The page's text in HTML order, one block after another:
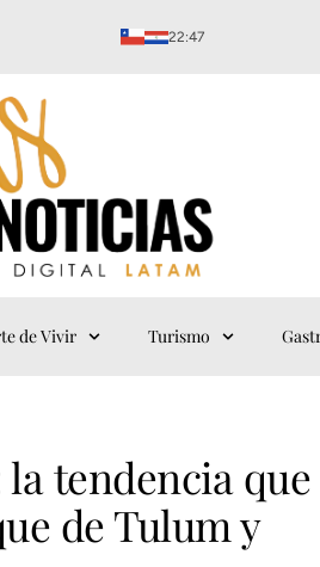
22:47
de Vivir Turismo
tendencia que
de Tulum y